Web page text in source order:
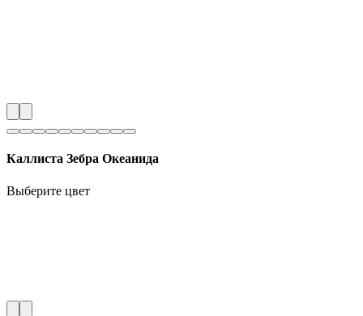
Каллиста Зебра Океанида
Выберите цвет